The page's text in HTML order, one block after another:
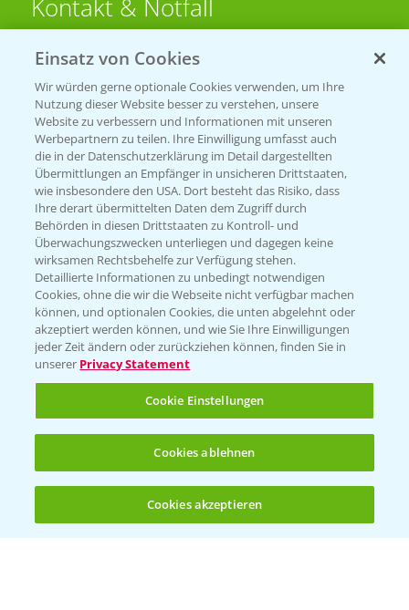
(noch 4)
Kontakt & Notfall
Beratung auf WhatsApp
T.+49 (0)174 346 564 1
KONTAKT
Hilfe in Notfällen
T.+49 (0)214/30-20220
Folgen Sie uns
Allgemeine Nutzungsbedingungen
Datenschutzerklärung
Einsatz von Cookies
Wir würden gerne optionale Cookies verwenden, um Ihre
Nutzung dieser Website besser zu verstehen, unsere
Website zu verbessern und Informationen mit unseren
Werbepartnern zu teilen. Ihre Einwilligung umfasst auch
die in der Datenschutzerklärung im Detail dargestellten
Übermittlungen an Empfänger in unsicheren Drittstaaten,
wie insbesondere den USA. Dort besteht das Risiko, dass
Ihre derart übermittelten Daten dem Zugriff durch
Behörden in diesen Drittstaaten zu Kontroll- und
Überwachungszwecken unterliegen und dagegen keine
wirksamen Rechtsbehelfe zur Verfügung stehen.
Detaillierte Informationen zu unbedingt notwendigen
Cookies, ohne die wir die Webseite nicht verfügbar machen
können, und optionalen Cookies, die unten abgelehnt oder
akzeptiert werden können, und wie Sie Ihre Einwilligungen
jeder Zeit ändern oder zurückziehen können, finden Sie in
unserer Privacy Statement
Cookie Einstellungen
Cookies ablehnen
Cookies akzeptieren